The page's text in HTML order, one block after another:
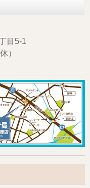
目5-1
）